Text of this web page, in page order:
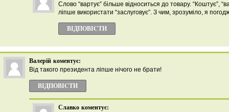
Слово “вартує” більше відноситься до товару. “Коштує”,
ліпше використати “заслуговує”. З чим, зрозуміло, я
ВІДПОВІCТИ
Валерій коментує:
Від такого президента ліпше нічого не брати!
ВІДПОВІCТИ
Славко коментує: